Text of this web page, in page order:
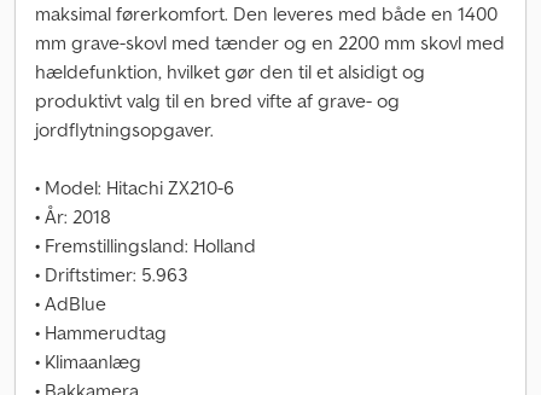
maksimal førerkomfort. Den leveres med både en 1400
mm grave-skovl med tænder og en 2200 mm skovl med
hældefunktion, hvilket gør den til et alsidigt og
produktivt valg til en bred vifte af grave- og
jordflytningsopgaver.
• Model: Hitachi ZX210-6
• År: 2018
• Fremstillingsland: Holland
• Driftstimer: 5.963
• AdBlue
• Hammerudtag
• Klimaanlæg
• Bakkamera